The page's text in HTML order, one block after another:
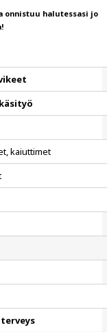
onnistuu halutessasi jo
kaiuttimet